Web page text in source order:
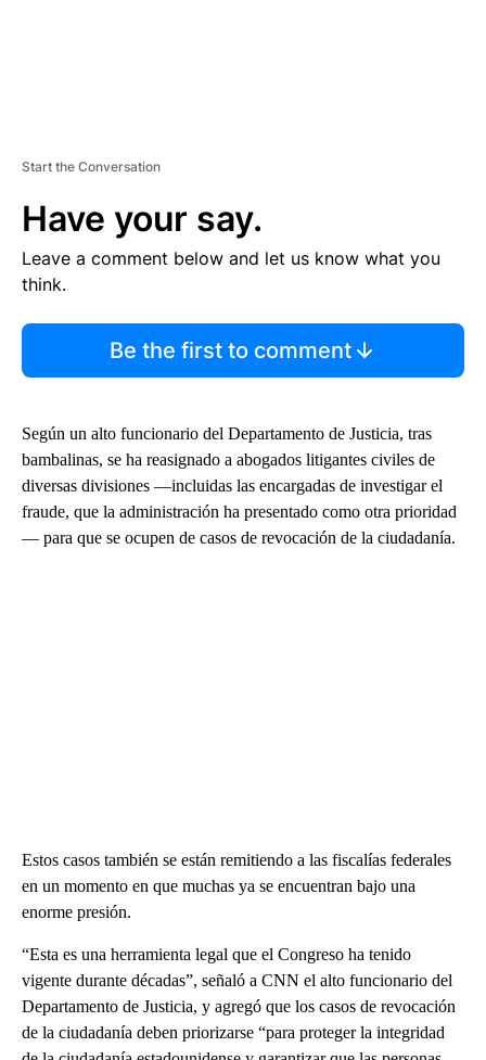
Start the Conversation
Have your say.
Leave a comment below and let us know what you
think.
Be the first to comment
Según un alto funcionario del Departamento de Justicia, tras
bambalinas, se ha reasignado a abogados litigantes civiles de
diversas divisiones —incluidas las encargadas de investigar el
fraude, que la administración ha presentado como otra prioridad
— para que se ocupen de casos de revocación de la ciudadanía.
Estos casos también se están remitiendo a las fiscalías federales
en un momento en que muchas ya se encuentran bajo una
enorme presión.
“Esta es una herramienta legal que el Congreso ha tenido
vigente durante décadas”, señaló a CNN el alto funcionario del
Departamento de Justicia, y agregó que los casos de revocación
de la ciudadanía deben priorizarse “para proteger la integridad